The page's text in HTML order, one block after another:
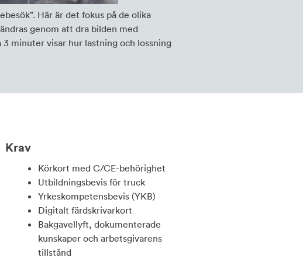
Här är det fokus på de olika
genom att dra bilden med
minuter visar hur lastning och lossning
Krav
Körkort med C/CE-behörighet
Utbildningsbevis för truck
Yrkeskompetensbevis (YKB)
Digitalt färdskrivarkort
Bakgavellyft, dokumenterade
kunskaper och arbetsgivarens
tillstånd